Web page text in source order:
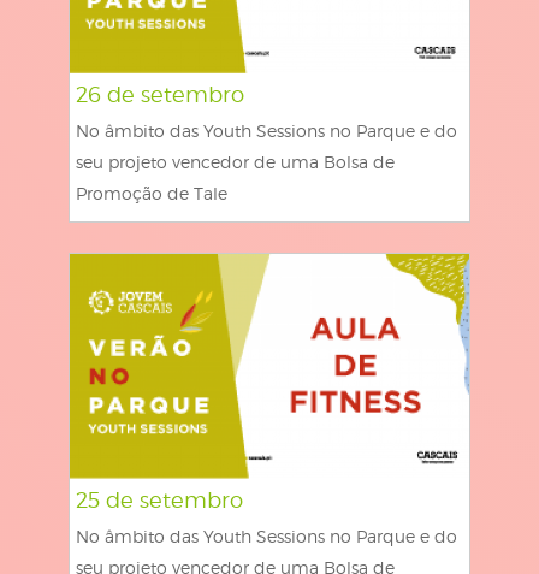
26 de setembro
No âmbito das Youth Sessions no Parque e do
seu projeto vencedor de uma Bolsa de
Promoção de Tale
25 de setembro
No âmbito das Youth Sessions no Parque e do
seu projeto vencedor de uma Bolsa de